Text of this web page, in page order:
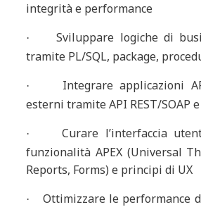
integrità e performance
·
Sviluppare logiche di
tramite PL/SQL, package,
·
Integrare applicazioni
esterni tramite API REST/SOAP
·
Curare l’interfaccia
funzionalità APEX (Universal
Reports, Forms) e principi di UX
·
Ottimizzare le performance